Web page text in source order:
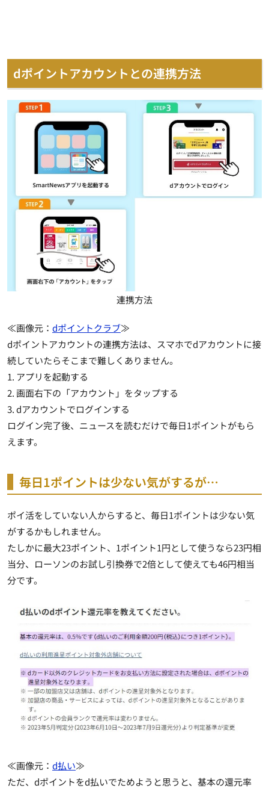
dポイントアカウントとの連携方法
連携方法
≪画像元： dポイントクラブ≫
dポイントアカウントの連携方法は、スマホでdアカウントに接
続していたらそこまで難しくありません。
1. アプリを起動する
2. 画面右下の「アカウント」をタップする
3.dアカウントでログインする
ログイン完了後、ニュースを読むだけで毎日1ポイントがもら
えます。
毎日1ポイントは少ない気がするが…
ポイ活をしていない人からすると、毎日1ポイントは少ない気
がするかもしれません。
たしかに最大23ポイント、1ポイント1円として使うなら23円相
当分、ローソンのお試し引換券で2倍として使えても46円相当
分です。
≪画像元： d払い≫
ただ、dポイントをd払いでためようと思うと、基本の還元率